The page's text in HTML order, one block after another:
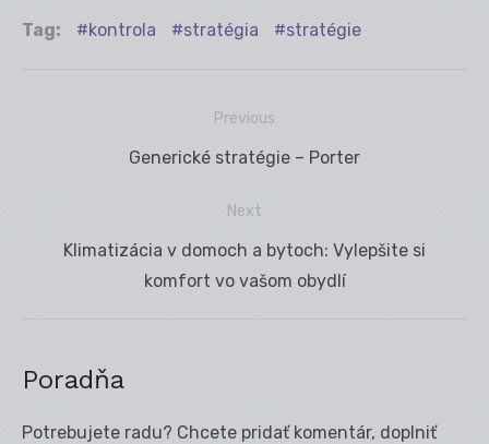
Tag: kontrola stratégia stratégie
Previous
Previous
Generické stratégie – Porter
Next
NextKlimatizácia v domoch a bytoch: Vylepšite si
komfort vo vašom obydlí
Poradňa
Potrebujete radu? Chcete pridať komentár, doplniť